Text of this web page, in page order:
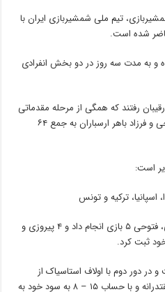
تیم ملی شمشیربازی ایران با
و به مدت سه روز در دو بخش انفرادی
رفتند که همگی از مرحله مقدماتی
صعود کردند و از این بین محمد فتوحی و فرزاد باهر ارسباران به جمع ۶۴
است:
اسپانیا، ترکیه و تونس
با توجه به انصراف سابریست ترکیه‌ای، فتوحی ۵ بازی انجام داد و ۴ پیروزی و
دور دوم با اولاف استاسیاک از
لهستان دیدار کرد. وی این بازی را مقتدرانه و با حساب ۱۵ – ۸ به سود خود به